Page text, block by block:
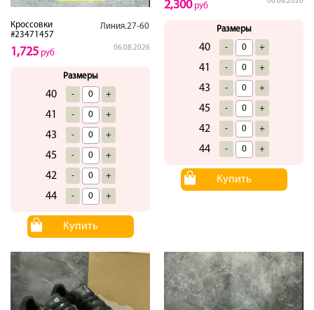
Кроссовки
#23471457
Линия.27-60
06.08.2026
1,725 руб
Размеры
40 - +
41 - +
43 - +
45 - +
42 - +
44 - +
Купить
2,300руб
Размеры
40 - +
41 - +
43 - +
45 - +
42 - +
44 - +
Купить